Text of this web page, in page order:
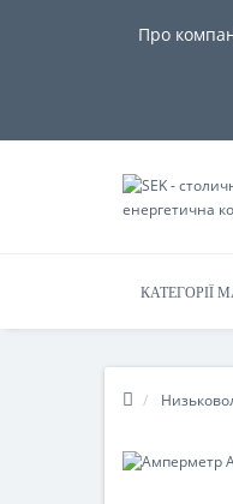
Про
КАТЕГОРІЇ